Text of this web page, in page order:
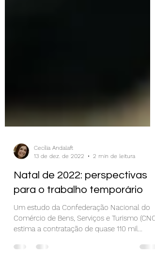
13 de dez. de 2022
2 min de leitura
Natal de 2022: perspectivas
para o trabalho temporário
Um estudo da Confederação Nacional do
Comércio de Bens, Serviços e Turismo (CNC)
estima a contratação de quase 110 mil